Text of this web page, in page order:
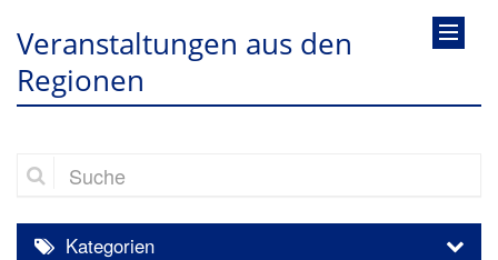
Veranstaltungen aus den
Regionen
Suche
Kategorien